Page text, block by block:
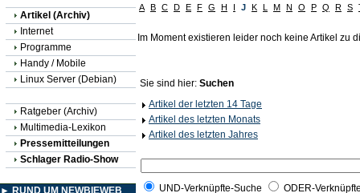
Artikel (Archiv)
Internet
Programme
Handy / Mobile
Linux Server (Debian)
Ratgeber (Archiv)
Multimedia-Lexikon
Pressemitteilungen
Schlager Radio-Show
► RUND UM NEWBIEWEB
A B C D E F G H I J K L M N O P Q R S
Im Moment existieren leider noch keine Artikel zu
Sie sind hier: Suchen
Artikel der letzten 14 Tage
Artikel des letzten Monats
Artikel des letzten Jahres
UND-Verknüpfte-Suche ODER-